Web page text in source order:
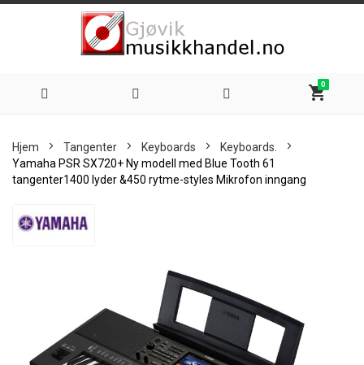
shopping_cart
0
Hjem Tangenter Keyboards
Keyboards.
Yamaha PSR SX720+ Ny modell med Blue Tooth 61
tangenter1400 lyder &450 rytme-styles Mikrofon inngang
to